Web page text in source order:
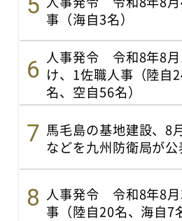
事（海自3名）
人事発令 令和8年8
け、1佐職人事（陸自
名、空自56名）
馬毛島の基地建設、8
などを九州防衛局が公
人事発令 令和8年8月
事（陸自20名、海自7